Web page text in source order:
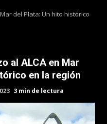
del Plata: Un hito histórico
al ALCA en Mar
en la región
3 min de lectura